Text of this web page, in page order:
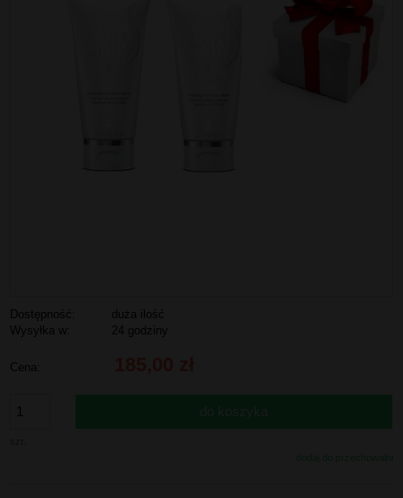
Dostępność:
duża ilość
Wysyłka w:
24 godziny
Cena: